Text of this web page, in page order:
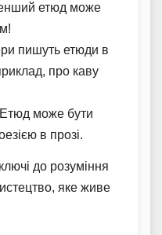
етюд може
пишуть етюди в
про каву
Етюд може бути
в прозі.
до розуміння
яке живе